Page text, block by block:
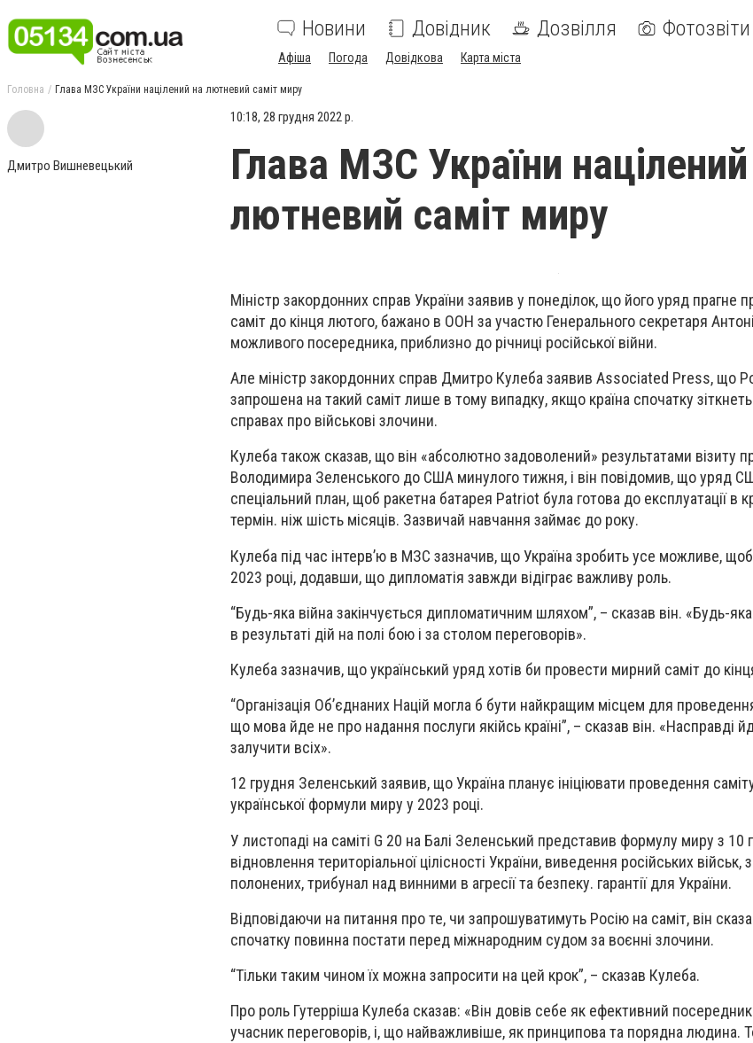
Новини Довідник Дозвілля Фотозвіти
Афіша Погода Довідкова Карта міста
Головна Глава МЗС України націлений на лютневий саміт миру
Дмитро Вишневецький
10:18, 28 грудня 2022 р.
Глава МЗС України
лютневий саміт миру
Міністр закордонних справ України заявив у понеділок, що його уряд прагне
саміт до кінця лютого, бажано в ООН за участю Генерального секретаря
можливого посередника, приблизно до річниці російської війни.
Але міністр закордонних справ Дмитро Кулеба заявив Associated Press, що
запрошена на такий саміт лише в тому випадку, якщо країна спочатку
справах про військові злочини.
Кулеба також сказав, що він «абсолютно задоволений» результатами візиту
Володимира Зеленського до США минулого тижня, і він повідомив, що уряд
спеціальний план, щоб ракетна батарея Patriot була готова до експлуатації в
термін. ніж шість місяців. Зазвичай навчання займає до року.
Кулеба під час інтерв’ю в МЗС зазначив, що Україна зробить усе можливе, щоб
2023 році, додавши, що дипломатія завжди відіграє важливу роль.
“Будь-яка війна закінчується дипломатичним шляхом”, – сказав він. «Будь-яка
в результаті дій на полі бою і за столом переговорів».
Кулеба зазначив, що український уряд хотів би провести мирний саміт до
“Організація Об’єднаних Націй могла б бути найкращим місцем для
що мова йде не про надання послуги якійсь країні”, – сказав він. «Насправді
залучити всіх».
12 грудня Зеленський заявив, що Україна планує ініціювати проведення
української формули миру у 2023 році.
У листопаді на саміті G 20 на Балі Зеленський представив формулу миру з 10
відновлення територіальної цілісності України, виведення російських військ,
полонених, трибунал над винними в агресії та безпеку. гарантії для України.
Відповідаючи на питання про те, чи запрошуватимуть Росію на саміт, він
спочатку повинна постати перед міжнародним судом за воєнні злочини.
“Тільки таким чином їх можна запросити на цей крок”, – сказав Кулеба.
Про роль Гутерріша Кулеба сказав: «Він довів себе як ефективний
учасник переговорів, і, що найважливіше, як принципова та порядна людина.